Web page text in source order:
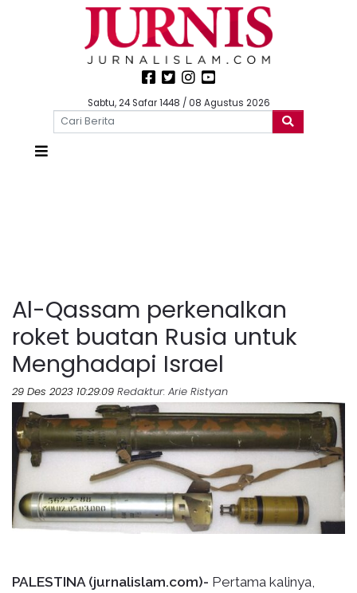
Sabtu, 24 Safar 1448 / 08 Agustus 2026
Al-Qassam perkenalkan
roket buatan Rusia untuk
Menghadapi Israel
29 Des 2023 10:29:09 Redaktur: Arie Ristyan
PALESTINA (jurnalislam.com)- Pertama kalinya,